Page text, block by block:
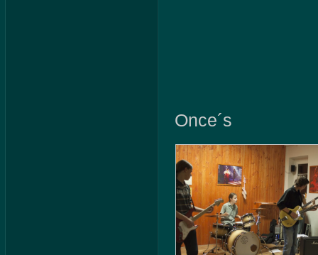
Once´s